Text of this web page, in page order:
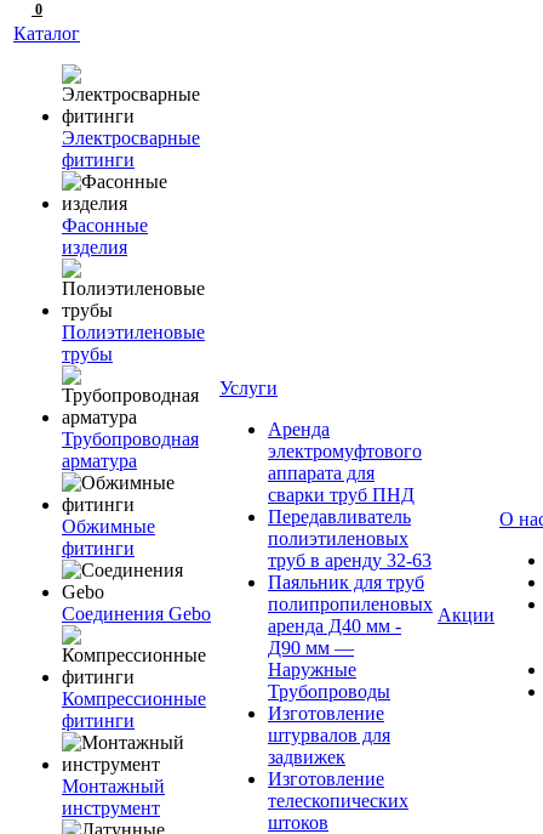
0
Каталог
Электросварные
фитинги
Фасонные
изделия
Полиэтиленовые
трубы
Трубопроводная
арматура
Обжимные
фитинги
Соединения Gebo
Компрессионные
фитинги
Монтажный
инструмент
Услуги
Аренда
электромуфтового
аппарата для
сварки труб ПНД
Передавливатель
полиэтиленовых
труб в аренду 32-63
Паяльник для труб
полипропиленовых
аренда Д40 мм -
Д90 мм —
Наружные
Трубопроводы
Изготовление
штурвалов для
задвижек
Изготовление
телескопических
штоков
Акции
О